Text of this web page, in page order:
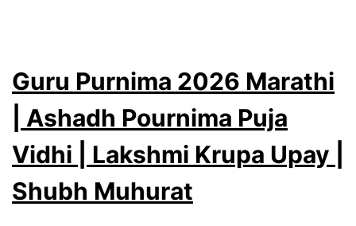
Auspicious
Timings,
Puja
Vidhi
Guru Purnima 2026 Marathi
| Ashadh Pournima Puja
Vidhi | Lakshmi Krupa Upay |
Shubh Muhurat